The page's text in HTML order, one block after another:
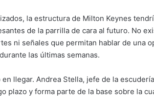
la estructura de Milton Keynes
de la parrilla de cara al futuro. No
ni señales que permitan hablar de una
las últimas semanas.
llegar. Andrea Stella, jefe de la
plazo y forma parte de la base sobre la